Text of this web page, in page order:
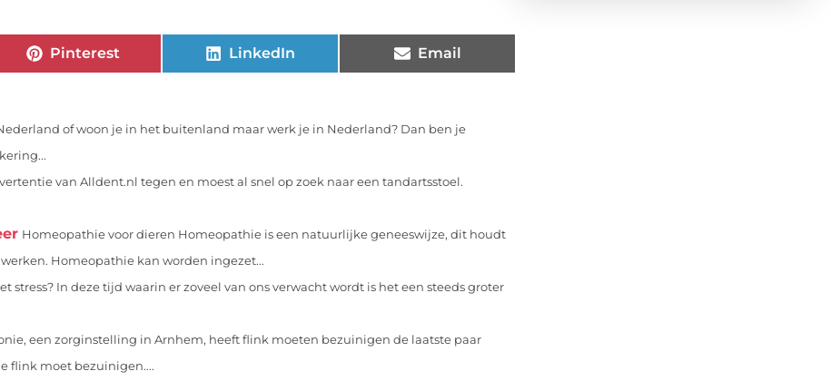
Pinterest LinkedIn Email
of woon je in het buitenland maar werk je in Nederland? Dan ben je
van Alldent.nl tegen en moest al snel op zoek naar een tandartsstoel.
Homeopathie voor dieren Homeopathie is een natuurlijke geneeswijze, dit houdt
Homeopathie kan worden ingezet...
stress? In deze tijd waarin er zoveel van ons verwacht wordt is het een steeds groter
een zorginstelling in Arnhem, heeft flink moeten bezuinigen de laatste paar
flink moet bezuinigen....